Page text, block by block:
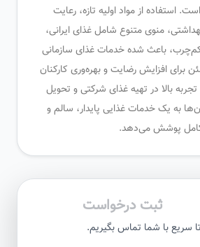
از مواد اولیه تازه، رعایت
منوی متنوع شامل غذای ایرانی،
شده خدمات غذای سازمانی
رضایت و بهره‌وری کارکنان
در تهیه غذای شرکتی و تحویل
خدمات غذایی پایدار، سالم و
می‌دهد.
ثبت درخواست
با شما تماس بگیریم.